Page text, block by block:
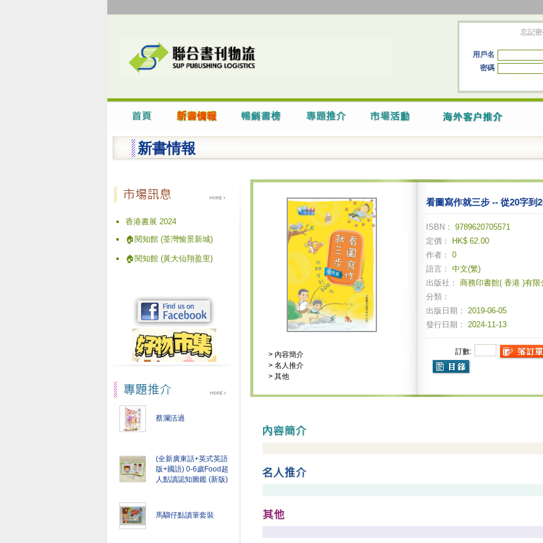
忘記
用戶名
密碼
新書情報
香港書展 2024
🏠閱知館 (荃灣愉景新城)
🏠閱知館 (黃大仙翔盈里)
蔡瀾活過
(全新廣東話+英式英語
版+國語) 0-6歲Food超
人點讀認知圖鑑 (新版)
馬騮仔點讀筆套裝
> 內容簡介
> 名人推介
> 其他
看圖寫作就三步 -- 從20字到
ISBN： 9789620705571
定價：
HK$ 62.00
作者： 0
語言： 中文(繁)
出版社： 商務印書館( 香港 )有限
分類：
出版日期： 2019-06-05
發行日期： 2024-11-13
訂數: